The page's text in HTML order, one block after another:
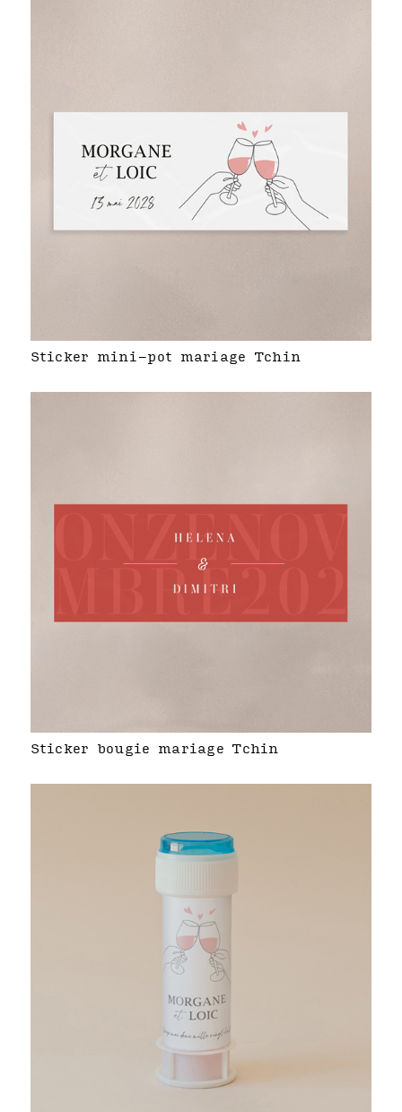
Sticker mini-pot mariage Tchin
Sticker bougie mariage Tchin